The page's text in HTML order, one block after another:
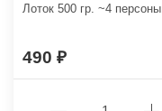
Лоток 500 гр. ~4 персоны.
490